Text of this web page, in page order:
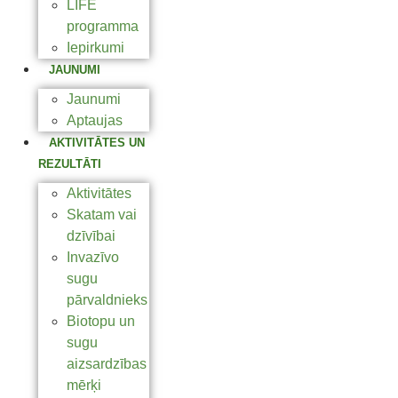
LIFE
programma
Iepirkumi
JAUNUMI
Jaunumi
Aptaujas
AKTIVITĀTES UN
REZULTĀTI
Aktivitātes
Skatam vai
dzīvībai
Invazīvo
sugu
pārvaldnieks
Biotopu un
sugu
aizsardzības
mērķi